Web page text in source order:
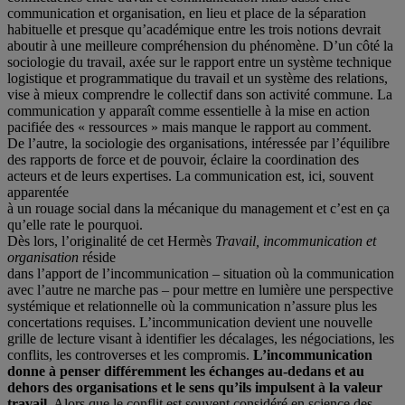
communication et organisation, en lieu et place de la séparation
habituelle et presque qu’académique entre les trois notions devrait
aboutir à une meilleure compréhension du phénomène. D’un côté la
sociologie du travail, axée sur le rapport entre un système technique
logistique et programmatique du travail et un système des relations,
vise à mieux comprendre le collectif dans son activité commune. La
communication y apparaît comme essentielle à la mise en action
pacifiée des « ressources » mais manque le rapport au comment.
De l’autre, la sociologie des organisations, intéressée par l’équilibre
des rapports de force et de pouvoir, éclaire la coordination des
acteurs et de leurs expertises. La communication est, ici, souvent
apparentée
à un rouage social dans la mécanique du management et c’est en ça
qu’elle rate le pourquoi.
Dès lors, l’originalité de cet Hermès Travail, incommunication et
organisation réside
dans l’apport de l’incommunication – situation où la communication
avec l’autre ne marche pas – pour mettre en lumière une perspective
systémique et relationnelle où la communication n’assure plus les
concertations requises. L’incommunication devient une nouvelle
grille de lecture visant à identifier les décalages, les négociations, les
conflits, les controverses et les compromis. L’incommunication
donne à penser différemment les échanges au-dedans et au
dehors des organisations et le sens qu’ils impulsent à la valeur